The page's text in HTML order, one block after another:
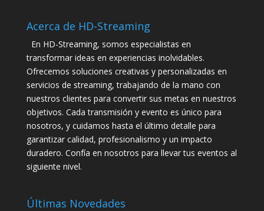
Acerca de HD-Streaming
En HD-Streaming, somos especialistas en
transformar ideas en experiencias inolvidables.
Ofrecemos soluciones creativas y personalizadas en
servicios de streaming, trabajando de la mano con
nuestros clientes para convertir sus metas en nuestros
objetivos. Cada transmisión y evento es único para
nosotros, y cuidamos hasta el último detalle para
garantizar calidad, profesionalismo y un impacto
duradero. Confía en nosotros para llevar tus eventos al
siguiente nivel.
Últimas Novedades